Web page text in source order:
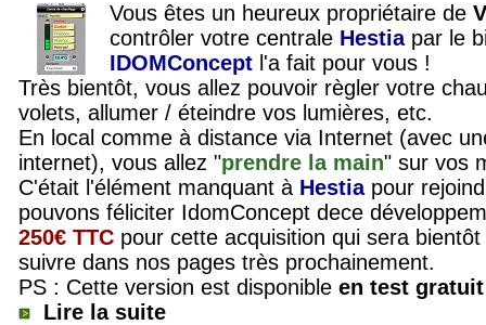
Vous êtes un heureux propriétaire de
contrôler votre centrale Hestia par le
IDOMConcept l'a fait pour vous !
Très bientôt, vous allez pouvoir règler votre
volets, allumer / éteindre vos lumières, etc.
En local comme à distance via Internet (avec
internet), vous allez "prendre la main" sur vos
C'était l'élément manquant à Hestia pour
pouvons féliciter IdomConcept dece
250€ TTC pour cette acquisition qui sera
suivre dans nos pages très prochainement.
PS : Cette version est disponible en test
Lire la suite